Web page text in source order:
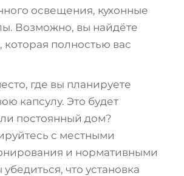
освещения, кухонные
Возможно, вы найдёте
которая полностью вас
где вы планируете
капсулу. Это будет
постоянный дом?
с местными
и нормативными
что установка